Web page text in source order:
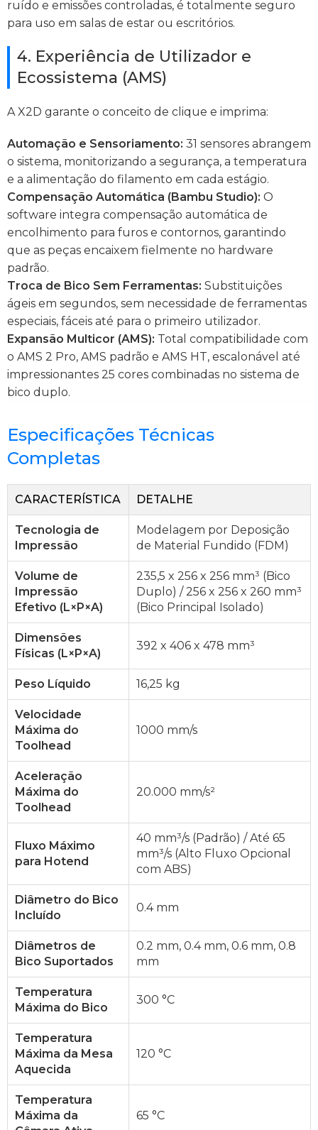
ruído e emissões controladas, é totalmente seguro
para uso em salas de estar ou escritórios.
4. Experiência de Utilizador e
Ecossistema (AMS)
A X2D garante o conceito de clique e imprima:
Automação e Sensoriamento: 31 sensores abrangem
o sistema, monitorizando a segurança, a temperatura
e a alimentação do filamento em cada estágio.
Compensação Automática (Bambu Studio): O
software integra compensação automática de
encolhimento para furos e contornos, garantindo
que as peças encaixem fielmente no hardware
padrão.
Troca de Bico Sem Ferramentas: Substituições
ágeis em segundos, sem necessidade de ferramentas
especiais, fáceis até para o primeiro utilizador.
Expansão Multicor (AMS): Total compatibilidade com
o AMS 2 Pro, AMS padrão e AMS HT, escalonável até
impressionantes 25 cores combinadas no sistema de
bico duplo.
Especificações Técnicas
Completas
CARACTERÍSTICA DETALHE
Tecnologia de
Impressão
Modelagem por Deposição
de Material Fundido (FDM)
Volume de
Impressão
Efetivo (L×P×A)
235,5 x 256 x 256 mm³ (Bico
Duplo) / 256 x 256 x 260 mm³
(Bico Principal Isolado)
Dimensões
Físicas (L×P×A)
392 x 406 x 478 mm³
Peso Líquido 16,25 kg
Velocidade
Máxima do
Toolhead
1000 mm/s
Aceleração
Máxima do
Toolhead
20.000 mm/s²
Fluxo Máximo
para Hotend
40 mm³/s (Padrão) / Até 65
mm³/s (Alto Fluxo Opcional
com ABS)
Diâmetro do Bico
Incluído
0.4 mm
Diâmetros de
Bico Suportados
0.2 mm, 0.4 mm, 0.6 mm, 0.8
mm
Temperatura
Máxima do Bico
300 °C
Temperatura
Máxima da Mesa
Aquecida
120 °C
Temperatura
Máxima da
65 °C